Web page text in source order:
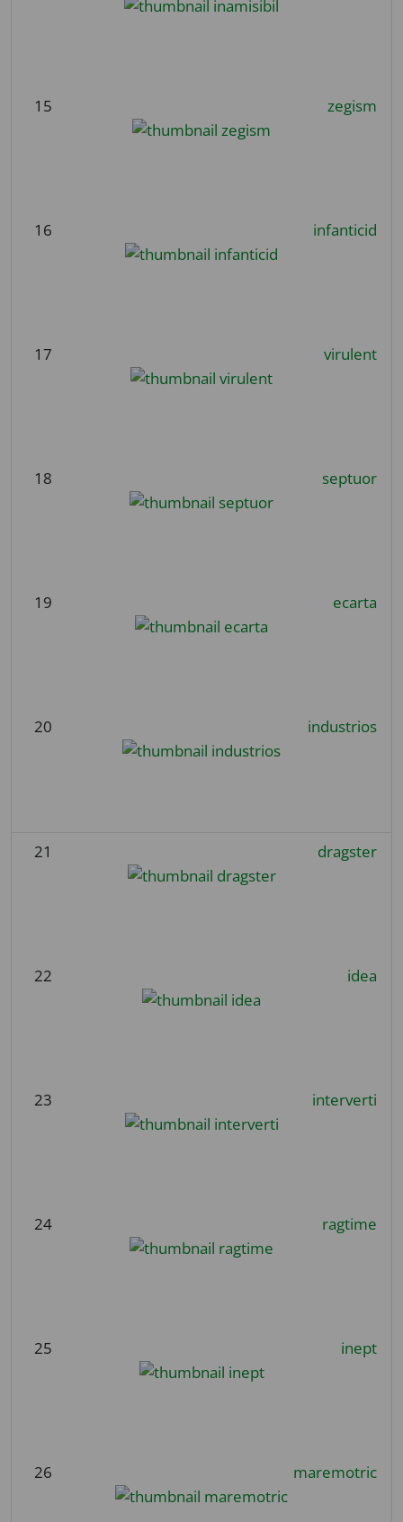
15 zegism
16 infanticid
17 virulent
18 septuor
19 ecarta
20 industrios
21 dragster
22 idea
23 interverti
24 ragtime
25 inept
26 maremotric